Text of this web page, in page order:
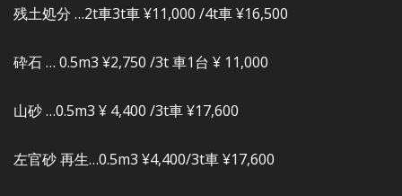
残土処分 …2t車3t車 ¥11,000 /4t車 ¥16,500
砕石 … 0.5m3 ¥2,750 /3t 車1台 ¥ 11,000
山砂 …0.5m3 ¥ 4,400 /3t車 ¥17,600
左官砂 再生…0.5m3 ¥4,400/3t車 ¥17,600